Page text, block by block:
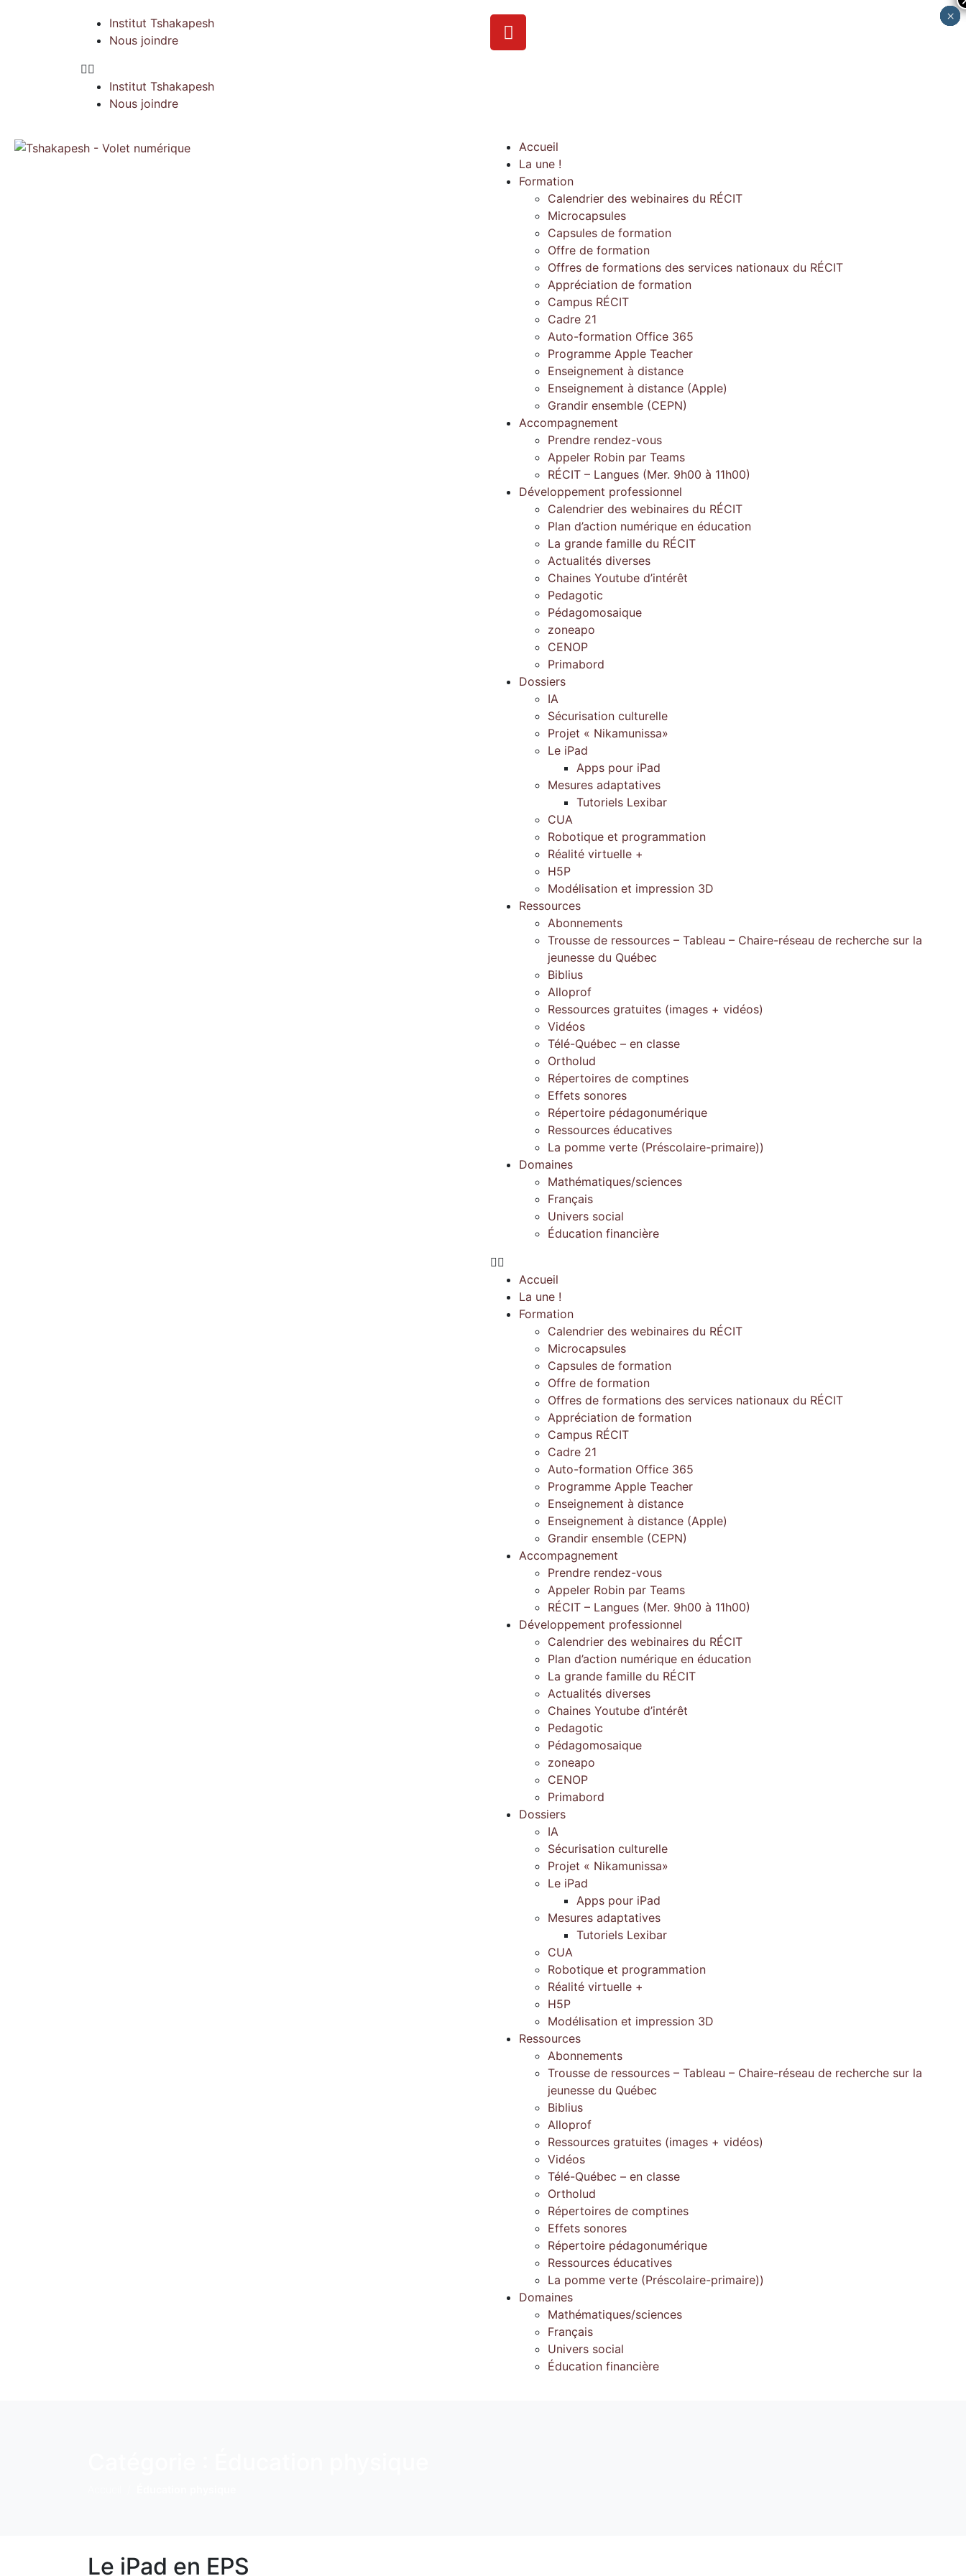
Institut Tshakapesh
Nous joindre
Institut Tshakapesh
Nous joindre
Accueil
La une !
Formation
Calendrier des webinaires du RÉCIT
Microcapsules
Capsules de formation
Offre de formation
Offres de formations des services nationaux du RÉCIT
Appréciation de formation
Campus RÉCIT
Cadre 21
Auto-formation Office 365
Programme Apple Teacher
Enseignement à distance
Enseignement à distance (Apple)
Grandir ensemble (CEPN)
Accompagnement
Prendre rendez-vous
Appeler Robin par Teams
RÉCIT – Langues (Mer. 9h00 à 11h00)
Développement professionnel
Calendrier des webinaires du RÉCIT
Plan d’action numérique en éducation
La grande famille du RÉCIT
Actualités diverses
Chaines Youtube d’intérêt
Pedagotic
Pédagomosaique
zoneapo
CENOP
Primabord
Dossiers
IA
Sécurisation culturelle
Projet « Nikamunissa»
Le iPad
Apps pour iPad
Mesures adaptatives
Tutoriels Lexibar
CUA
Robotique et programmation
Réalité virtuelle +
H5P
Modélisation et impression 3D
Ressources
Abonnements
Trousse de ressources – Tableau – Chaire-réseau de recherche sur la
jeunesse du Québec
Biblius
Alloprof
Ressources gratuites (images + vidéos)
Vidéos
Télé-Québec – en classe
Ortholud
Répertoires de comptines
Effets sonores
Répertoire pédagonumérique
Ressources éducatives
La pomme verte (Préscolaire-primaire))
Domaines
Mathématiques/sciences
Français
Univers social
Éducation financière
Accueil
La une !
Formation
Calendrier des webinaires du RÉCIT
Microcapsules
Capsules de formation
Offre de formation
Offres de formations des services nationaux du RÉCIT
Appréciation de formation
Campus RÉCIT
Cadre 21
Auto-formation Office 365
Programme Apple Teacher
Enseignement à distance
Enseignement à distance (Apple)
Grandir ensemble (CEPN)
Accompagnement
Prendre rendez-vous
Appeler Robin par Teams
RÉCIT – Langues (Mer. 9h00 à 11h00)
Développement professionnel
Calendrier des webinaires du RÉCIT
Plan d’action numérique en éducation
La grande famille du RÉCIT
Actualités diverses
Chaines Youtube d’intérêt
Pedagotic
Pédagomosaique
zoneapo
CENOP
Primabord
Dossiers
IA
Sécurisation culturelle
Projet « Nikamunissa»
Le iPad
Apps pour iPad
Mesures adaptatives
Tutoriels Lexibar
CUA
Robotique et programmation
Réalité virtuelle +
H5P
Modélisation et impression 3D
Ressources
Abonnements
Trousse de ressources – Tableau – Chaire-réseau de recherche sur la
jeunesse du Québec
Biblius
Alloprof
Ressources gratuites (images + vidéos)
Vidéos
Télé-Québec – en classe
Ortholud
Répertoires de comptines
Effets sonores
Répertoire pédagonumérique
Ressources éducatives
La pomme verte (Préscolaire-primaire))
Domaines
Mathématiques/sciences
Français
Univers social
Éducation financière
Le iPad en EPS
×
×
×
×
×